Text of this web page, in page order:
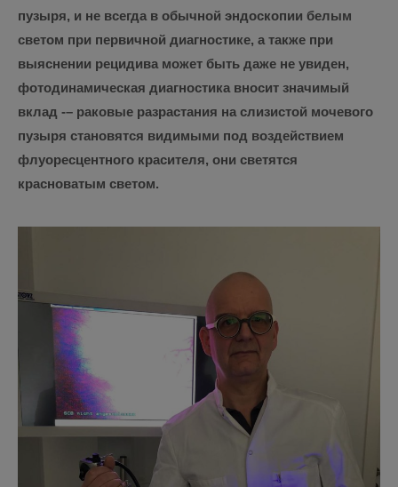
пузыря, и не всегда в обычной эндоскопии белым
светом при первичной диагностике, а также при
выяснении рецидива может быть даже не увиден,
фотодинамическая диагностика вносит значимый
вклад -– раковые разрастания на слизистой мочевого
пузыря становятся видимыми под воздействием
флуоресцентного красителя, они светятся
красноватым светом.